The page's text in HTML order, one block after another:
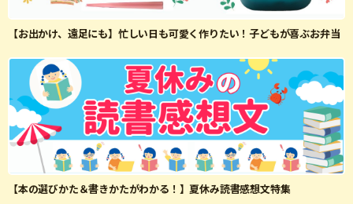
【お出かけ、遠足にも】忙しい日も可愛く作りたい！子どもが喜ぶお弁当
【本の選びかた＆書きかたがわかる！】夏休み読書感想文特集